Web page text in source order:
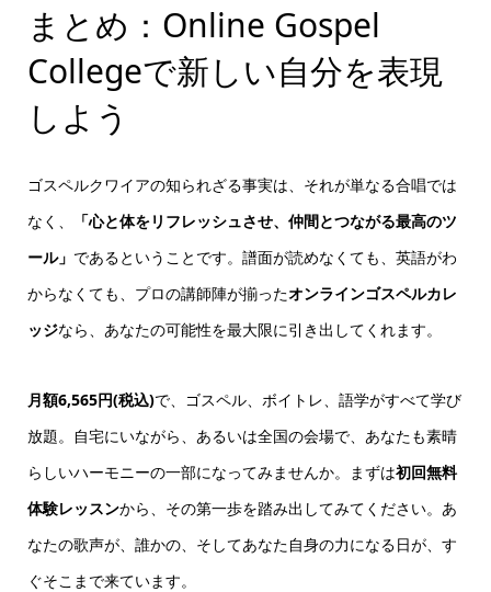
まとめ：Online Gospel
Collegeで新しい自分を表現
しよう
ゴスペルクワイアの知られざる事実は、それが単なる合唱では
なく、
「心と体をリフレッシュさせ、仲間とつながる最高のツ
ール」 であるということです。譜面が読めなくても、英語がわ
からなくても、プロの講師陣が揃ったオンラインゴスペルカレ
ッジなら、あなたの可能性を最大限に引き出してくれます。
月額6,565円(税込)で、ゴスペル、ボイトレ、語学がすべて学び
放題。自宅にいながら、あるいは全国の会場で、あなたも素晴
らしいハーモニーの一部になってみませんか。まずは初回無料
体験レッスンから、その第一歩を踏み出してみてください。あ
なたの歌声が、誰かの、そしてあなた自身の力になる日が、す
ぐそこまで来ています。